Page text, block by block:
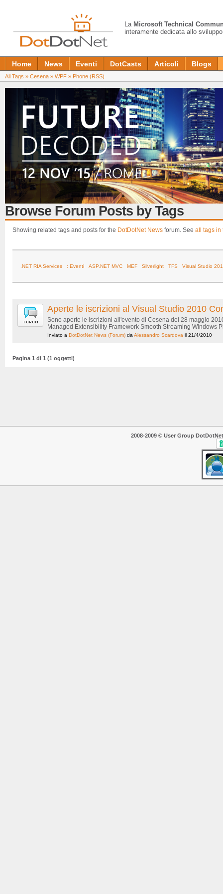
La Microsoft Technical
interamente dedicata allo
Home News Eventi DotCasts Articoli Blogs
All Tags » Cesena » WPF » Phone (RSS)
Browse Forum Posts by Tags
Showing related tags and posts for the DotDotNet News forum. See all tags in
.NET RIA Services : Eventi ASP.NET MVC MEF Silverlight TFS Visual Studio
Aperte le iscrizioni al Visual Studio 2010
Sono aperte le iscrizioni all'evento di Cesena del 28 maggio
Managed Extensibility Framework Smooth Streaming Windows
Inviato a DotDotNet News (Forum) daAlessandro Scardova il 21/4/2010
Pagina 1 di 1 (1 oggetti)
2008-2009 © User Group